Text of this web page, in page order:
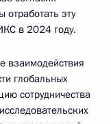
отработать эту
в 2024 году.
взаимодействия
глобальных
сотрудничества